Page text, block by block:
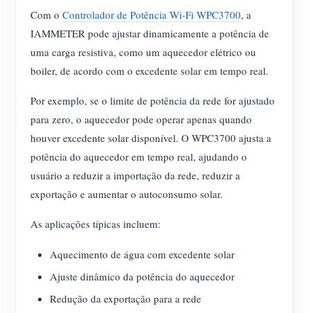
Com o Controlador de Potência Wi-Fi WPC3700, a
IAMMETER pode ajustar dinamicamente a potência de
uma carga resistiva, como um aquecedor elétrico ou
boiler, de acordo com o excedente solar em tempo real.
Por exemplo, se o limite de potência da rede for ajustado
para zero, o aquecedor pode operar apenas quando
houver excedente solar disponível. O WPC3700 ajusta a
potência do aquecedor em tempo real, ajudando o
usuário a reduzir a importação da rede, reduzir a
exportação e aumentar o autoconsumo solar.
As aplicações típicas incluem:
Aquecimento de água com excedente solar
Ajuste dinâmico da potência do aquecedor
Redução da exportação para a rede